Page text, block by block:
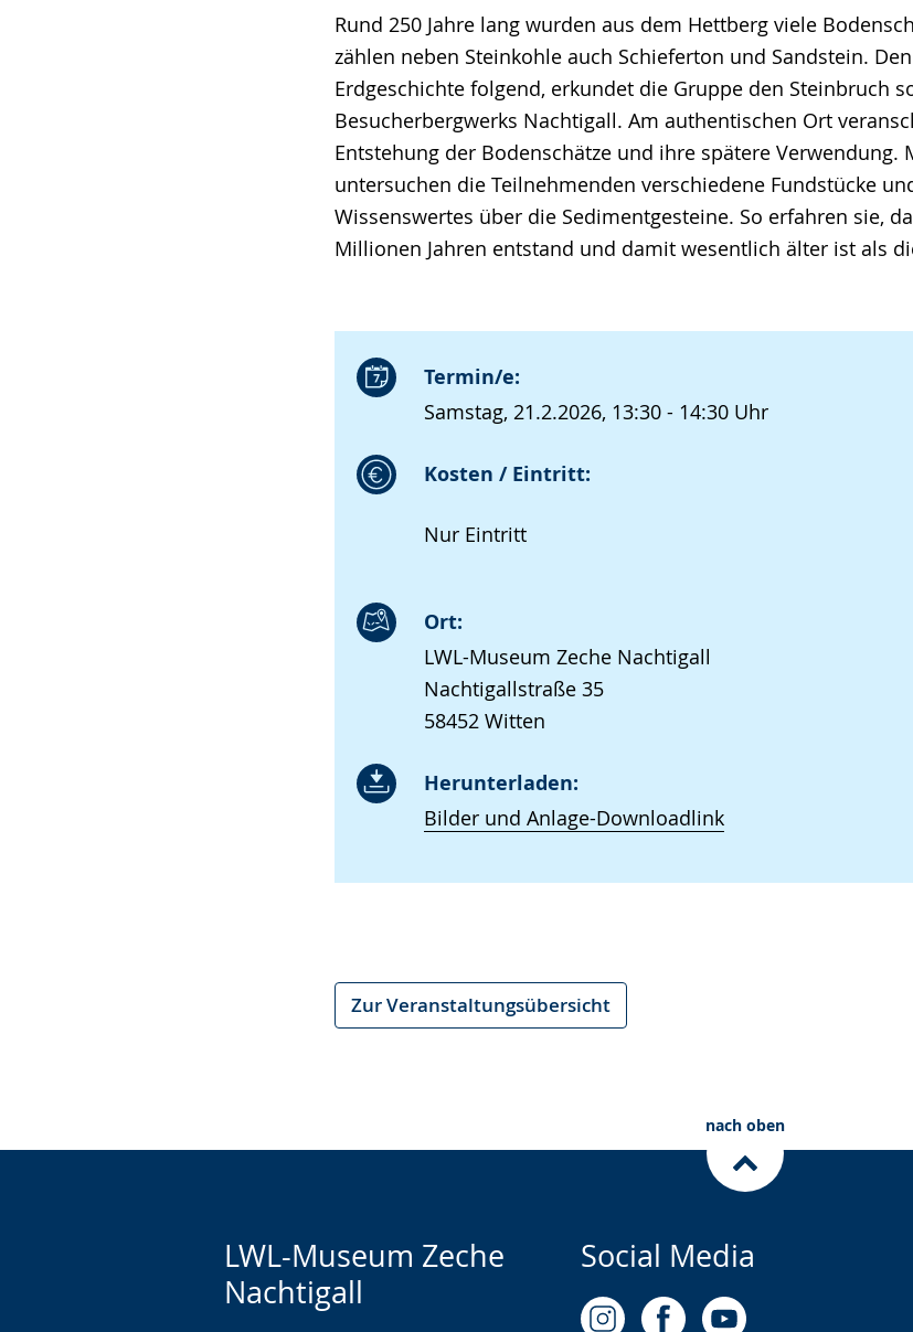
Rund 250 Jahre lang wurden aus dem Hettberg viele
zählen neben Steinkohle auch Schieferton und Sandstein.
Erdgeschichte folgend, erkundet die Gruppe den Steinbruch
Besucherbergwerks Nachtigall. Am authentischen Ort
Entstehung der Bodenschätze und ihre spätere Verwendung.
untersuchen die Teilnehmenden verschiedene Fundstücke
Wissenswertes über die Sedimentgesteine. So erfahren sie,
Millionen Jahren entstand und damit wesentlich älter ist als
Termin/e:
Samstag, 21.2.2026, 13:30 - 14:30 Uhr
Kosten / Eintritt:
Nur Eintritt
Ort:
LWL-Museum Zeche Nachtigall
Nachtigallstraße 35
58452 Witten
Herunterladen:
Bilder und Anlage-Downloadlink
Zur Veranstaltungsübersicht
nach oben
LWL-Museum Zeche
Nachtigall
Social Media